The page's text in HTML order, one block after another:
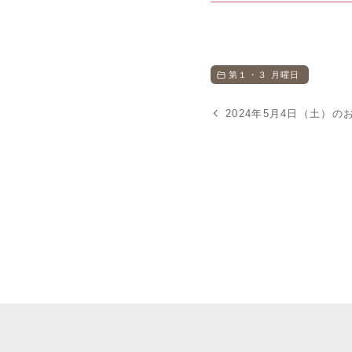
第１・３ 月曜日
2024年5月4日（土）の